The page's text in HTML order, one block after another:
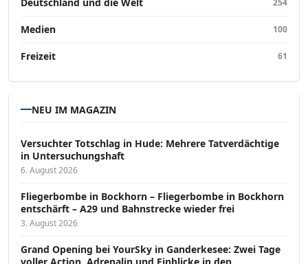
Medien 100
Freizeit 61
NEU IM MAGAZIN
Versucht­er Totschlag in Hude: Mehrere Tatverdächtige
in Untersuchungshaft
6. August 2026
Fliegerbombe in Bockhorn – Fliegerbombe in Bockhorn
entschärft – A29 und Bahnstrecke wieder frei
3. August 2026
Grand Opening bei YourSky in Ganderkesee: Zwei Tage